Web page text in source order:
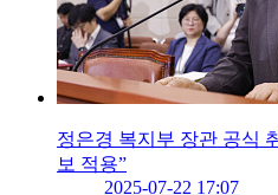
정은경 복지부 장관 공식
보 적용”
2025-07-22 17:07